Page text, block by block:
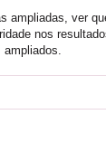
ampliadas, ver
nos
ampliados.